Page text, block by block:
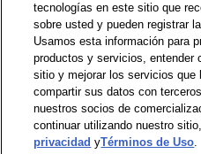
Política de Privacidad | WA
Zona de Bienestar | ©
tecnologías en este sitio que
sobre usted y pueden registrar
Usamos esta información para
productos y servicios, entender
sitio y mejorar los servicios que
compartir sus datos con
nuestros socios de
continuar utilizando nuestro
privacidad yTérminos de Uso.